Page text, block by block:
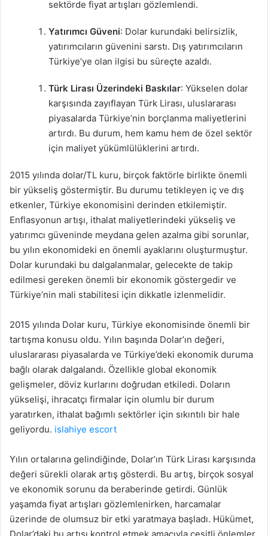
sektörde fiyat artışları gözlemlendi.
Yatırımcı Güveni: Dolar kurundaki belirsizlik,
yatırımcıların güvenini sarstı. Dış yatırımcıların
Türkiye’ye olan ilgisi bu süreçte azaldı.
Türk Lirası Üzerindeki Baskılar: Yükselen dolar
karşısında zayıflayan Türk Lirası, uluslararası
piyasalarda Türkiye’nin borçlanma maliyetlerini
artırdı. Bu durum, hem kamu hem de özel sektör
için maliyet yükümlülüklerini artırdı.
2015 yılında dolar/TL kuru, birçok faktörle birlikte önemli
bir yükseliş göstermiştir. Bu durumu tetikleyen iç ve dış
etkenler, Türkiye ekonomisini derinden etkilemiştir.
Enflasyonun artışı, ithalat maliyetlerindeki yükseliş ve
yatırımcı güveninde meydana gelen azalma gibi sorunlar,
bu yılın ekonomideki en önemli ayaklarını oluşturmuştur.
Dolar kurundaki bu dalgalanmalar, gelecekte de takip
edilmesi gereken önemli bir ekonomik göstergedir ve
Türkiye’nin mali stabilitesi için dikkatle izlenmelidir.
2015 yılında Dolar kuru, Türkiye ekonomisinde önemli bir
tartışma konusu oldu. Yılın başında Dolar’ın değeri,
uluslararası piyasalarda ve Türkiye’deki ekonomik duruma
bağlı olarak dalgalandı. Özellikle global ekonomik
gelişmeler, döviz kurlarını doğrudan etkiledi. Doların
yükselişi, ihracatçı firmalar için olumlu bir durum
yaratırken, ithalat bağımlı sektörler için sıkıntılı bir hale
geliyordu. islahiye escort
Yılın ortalarına gelindiğinde, Dolar’ın Türk Lirası karşısında
değeri sürekli olarak artış gösterdi. Bu artış, birçok sosyal
ve ekonomik sorunu da beraberinde getirdi. Günlük
yaşamda fiyat artışları gözlemlenirken, harcamalar
üzerinde de olumsuz bir etki yaratmaya başladı. Hükümet,